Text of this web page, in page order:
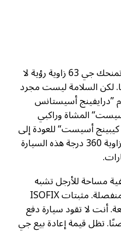
تجلس في مكان مرتفع. ترى بعيدًا. تمنحك جي 63 زاوية رؤية لا
لكن السلامة ليست مجرد
يتضمن طراز 2024 نظام ”درايفينج أسيستانس
المشاة وراكبي
أسيست“ للعودة إلى
المسار إذا انحرفت. تحول الكاميرا بزاوية 360 درجة هذه السيارة
مساحة للأرجل تشبه
سيارات الليموزين ومناطق مناخية منفصلة. مثبتات ISOFIX
أنت لا تقود سيارة دفع
تظل قيمة إعادة بيع جي